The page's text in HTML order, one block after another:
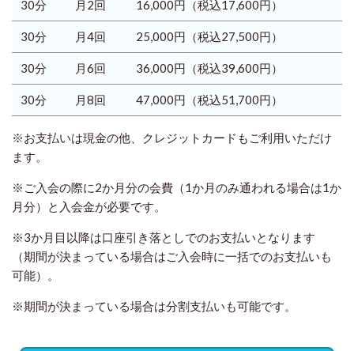
30分 月2回 16,000円 （税込17,600円）
30分 月4回 25,000円 （税込27,500円）
30分 月6回 36,000円 （税込39,600円）
30分 月8回 47,000円 （税込51,700円）
※お支払いは現金の他、クレジットカードもご利用いただけ
ます。
※ご入会の際に2か月分の会費（1か月のみ通われる場合は1か
月分）と入会金が必要です。
※3か月目以降は口座引き落としでのお支払いとなります
（期間が決まっている場合はご入会時に一括でのお支払いも
可能）。
※期間が決まっている場合は分割支払いも可能です。